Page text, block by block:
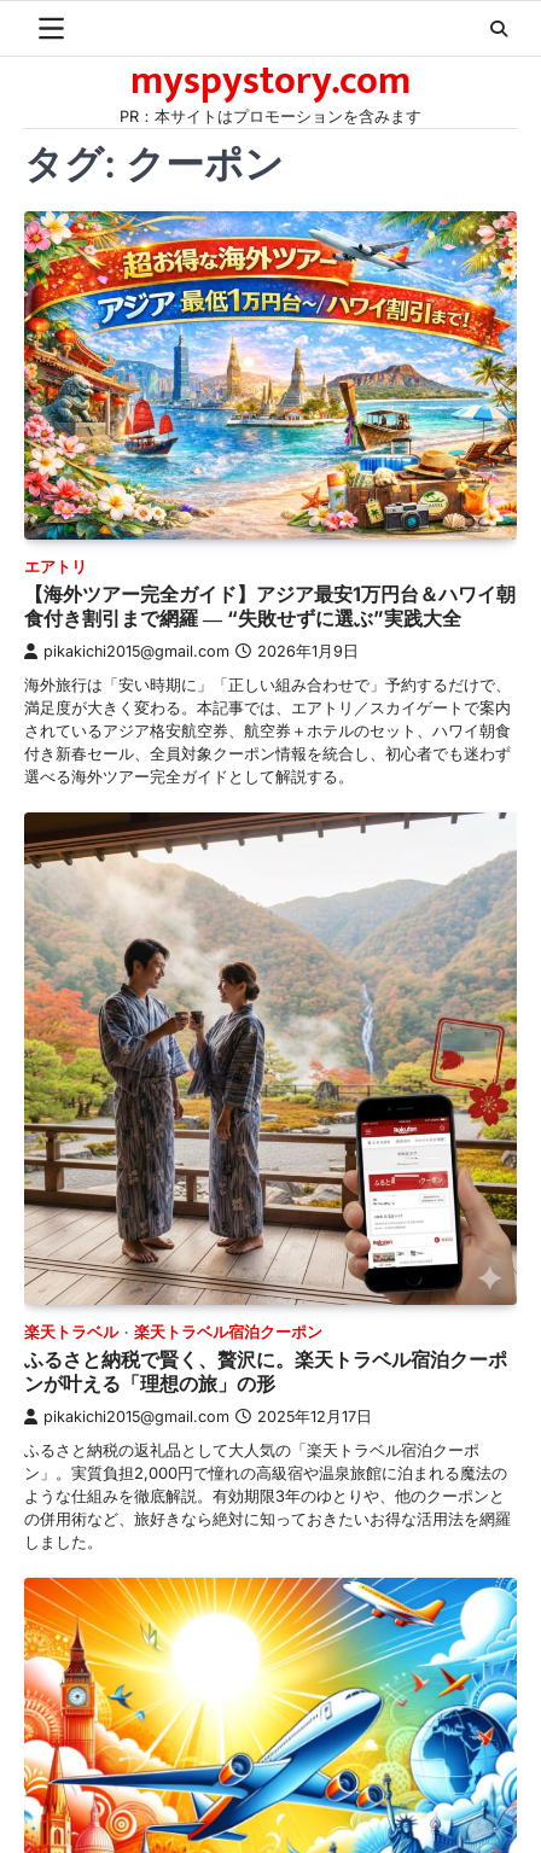
myspystory.com
PR：本サイトはプロモーションを含みます
タグ: クーポン
エアトリ
【海外ツアー完全ガイド】アジア最安1万円台＆ハワイ朝
食付き割引まで網羅 ― “失敗せずに選ぶ”実践大全
pikakichi2015@gmail.com 2026年1月9日
海外旅行は「安い時期に」「正しい組み合わせで」予約するだけで、
満足度が大きく変わる。本記事では、エアトリ／スカイゲートで案内
されているアジア格安航空券、航空券＋ホテルのセット、ハワイ朝食
付き新春セール、全員対象クーポン情報を統合し、初心者でも迷わず
選べる海外ツアー完全ガイドとして解説する。
楽天トラベル 楽天トラベル宿泊クーポン
ふるさと納税で賢く、贅沢に。楽天トラベル宿泊クーポ
ンが叶える「理想の旅」の形
pikakichi2015@gmail.com 2025年12月17日
ふるさと納税の返礼品として大人気の「楽天トラベル宿泊クーポ
ン」。実質負担2,000円で憧れの高級宿や温泉旅館に泊まれる魔法の
ような仕組みを徹底解説。有効期限3年のゆとりや、他のクーポンと
の併用術など、旅好きなら絶対に知っておきたいお得な活用法を網羅
しました。